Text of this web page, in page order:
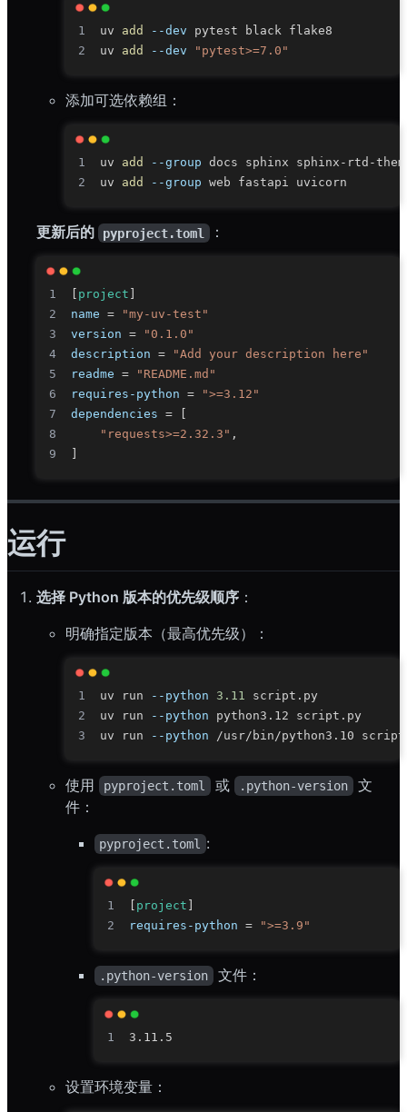
uv add --dev
uv add --dev "pytest>=7.0"
添加可选依赖组：
uv add
--group
uv add --group
更新后的 pyproject.toml ：
project
name =
"my-uv-test"
version =
"0.1.0"
description =
"Add your description here"
readme =
"README.md"
requires-python =
">=3.12"
dependencies =
"requests>=2.32.3" ,
运行
选择 Python 版本的优先级顺序 ：
明确指定版本（最高优先级）：
uv run --python 3.11
uv run
--python
uv run
--python
使用 pyproject.toml 或 .python-version 文
件：
pyproject.toml :
project
requires-python = ">=3.9"
.python-version 文件：
设置环境变量：